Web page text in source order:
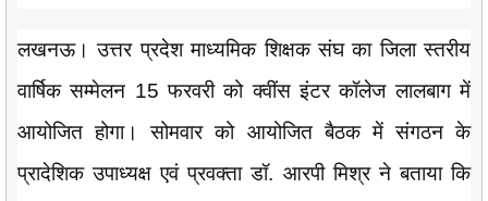
लखनऊ। उत्तर प्रदेश माध्यमिक शिक्षक संघ का जिला स्तरीय
वार्षिक सम्मेलन 15 फरवरी को क्वींस इंटर कॉलेज लालबाग में
आयोजित होगा। सोमवार को आयोजित बैठक में संगठन के
प्रादेशिक उपाध्यक्ष एवं प्रवक्ता डॉ. आरपी मिश्र ने बताया कि